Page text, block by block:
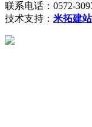
联系电话：0572-
技术支持： 米拓建站